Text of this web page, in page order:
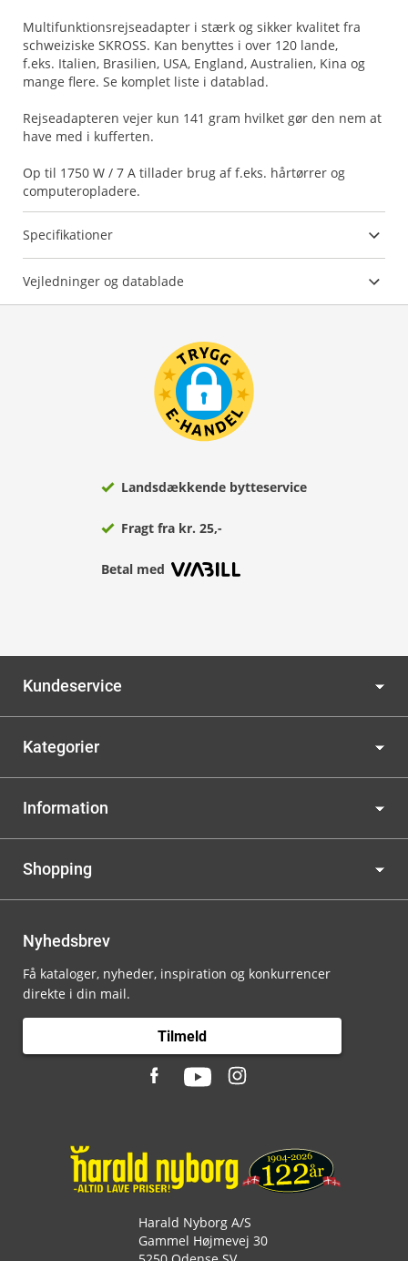
Multifunktionsrejseadapter i stærk og sikker kvalitet fra
schweiziske SKROSS. Kan benyttes i over 120 lande,
f.eks. Italien, Brasilien, USA, England, Australien, Kina og
mange flere. Se komplet liste i datablad.
Rejseadapteren vejer kun 141 gram hvilket gør den nem at
have med i kufferten.
Op til 1750 W / 7 A tillader brug af f.eks. hårtørrer og
computeropladere.
Specifikationer
Vejledninger og datablade
Landsdækkende bytteservice
Fragt fra kr. 25,-
Betal med
Kundeservice
Kategorier
Information
Shopping
Nyhedsbrev
Få kataloger, nyheder, inspiration og konkurrencer
direkte i din mail.
Tilmeld
Harald Nyborg A/S
Gammel Højmevej 30